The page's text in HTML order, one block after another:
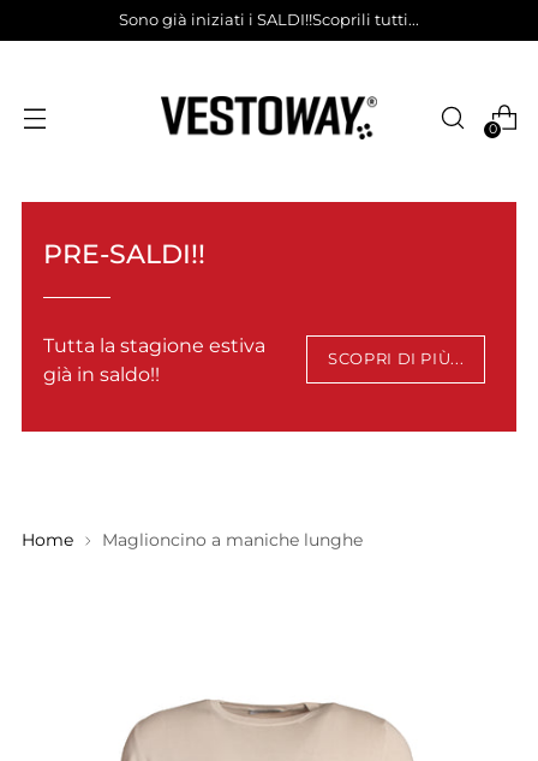
Sono già iniziati i SALDI!!Scoprili tutti...
0
PRE-SALDI!!
Tutta la stagione estiva
già in saldo!!
SCOPRI DI PIÙ...
Home Maglioncino a maniche lunghe